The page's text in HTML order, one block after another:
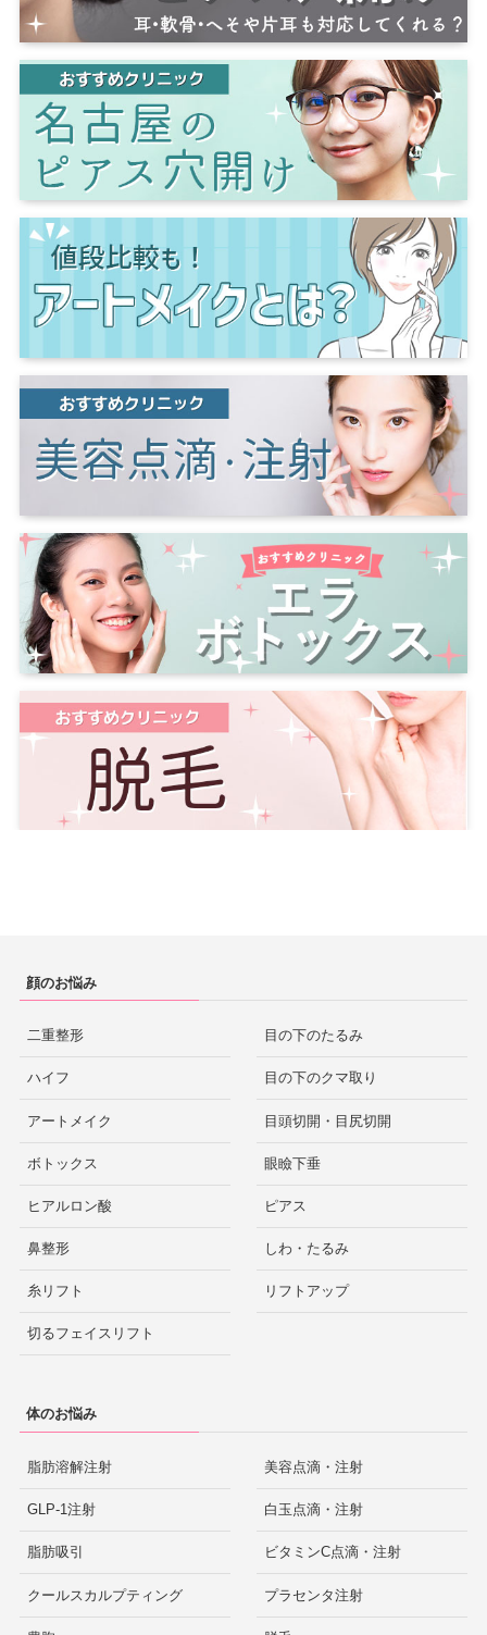
顔のお悩み
二重整形
ハイフ
アートメイク
ボトックス
ヒアルロン酸
鼻整形
糸リフト
切るフェイスリフト
目の下のたるみ
目の下のクマ取り
目頭切開・目尻切開
眼瞼下垂
ピアス
しわ・たるみ
リフトアップ
体のお悩み
脂肪溶解注射
GLP-1注射
脂肪吸引
クールスカルプティング
美容点滴・注射
白玉点滴・注射
ビタミンC点滴・注射
プラセンタ注射